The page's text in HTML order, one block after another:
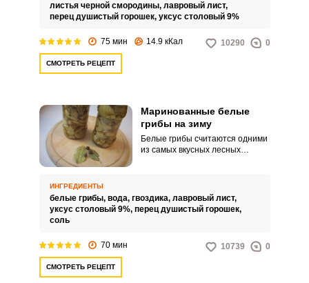
листья черной смородины, лавровый лист,
перец душистый горошек, уксус столовый 9%
75 мин 14.9 кКал 10290 0
СМОТРЕТЬ РЕЦЕПТ
Маринованные белые
грибы на зиму
Белые грибы считаются одними
из самых вкусных лесных
в соленом и маринованном
виде.
ИНГРЕДИЕНТЫ
белые грибы, вода, гвоздика, лавровый лист,
уксус столовый 9%, перец душистый горошек,
соль
70 мин 10739 0
СМОТРЕТЬ РЕЦЕПТ